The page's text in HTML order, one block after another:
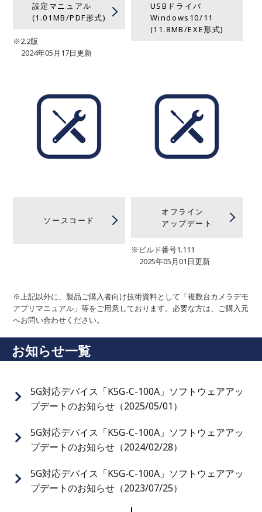
設定マニュアル
(1.01MB/PDF形式)
※2.2版
2024年05月17日更新
USBドライバ
Windows10/11
(11.8MB/EXE形式)
ソースコード
オフライン
アップデート
※ビルド番号1.111
2025年05月01日更新
※上記以外に、製品ご購入者向け技術資料として「複数台カメラデモ
アプリマニュアル」等をご用意しております。必要な方は、ご購入元
へお問い合わせください。
お知らせ一覧
5G対応デバイス「K5G-C-100A」ソフトウェアアッ
プデートのお知らせ（2025/05/01）
5G対応デバイス「K5G-C-100A」ソフトウェアアッ
プデートのお知らせ（2024/02/28）
5G対応デバイス「K5G-C-100A」ソフトウェアアッ
プデートのお知らせ（2023/07/25）